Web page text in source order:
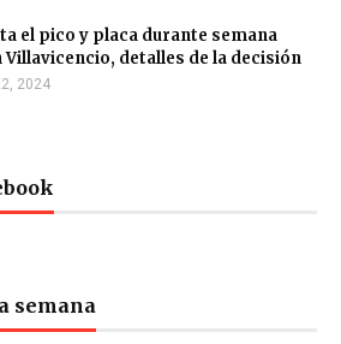
el pico y placa durante semana
Villavicencio, detalles de la decisión
2024
semana